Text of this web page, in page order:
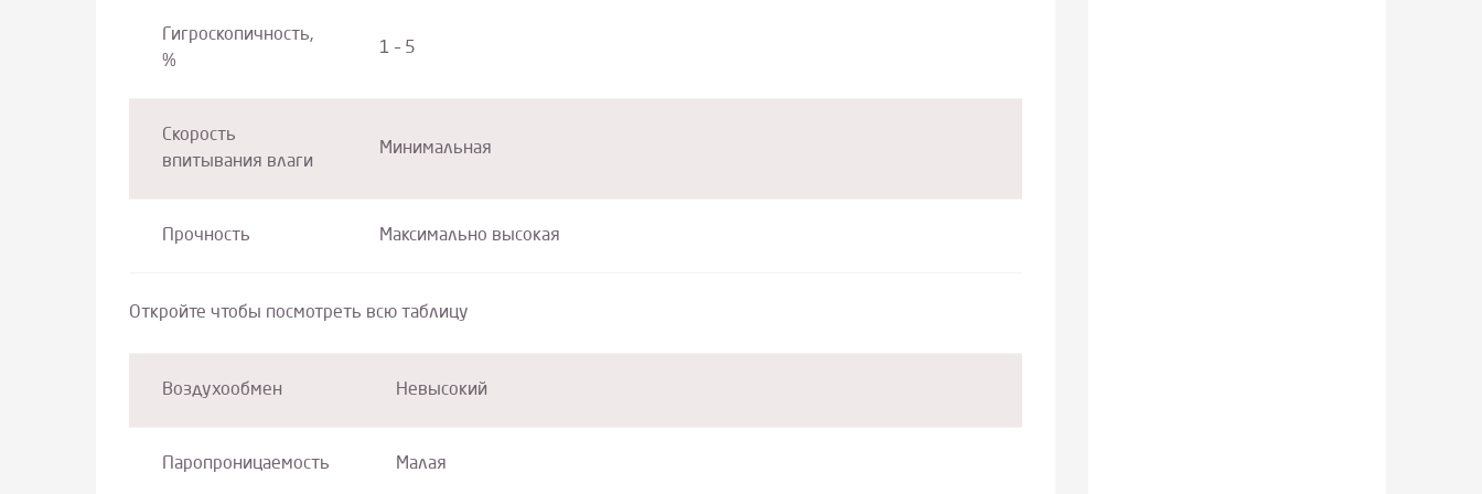
Гигроскопичность,
%
1 – 5
Скорость
впитывания влаги
Минимальная
Прочность Максимально высокая
Откройте чтобы посмотреть всю таблицу
Воздухообмен Невысокий
Паропроницаемость Малая